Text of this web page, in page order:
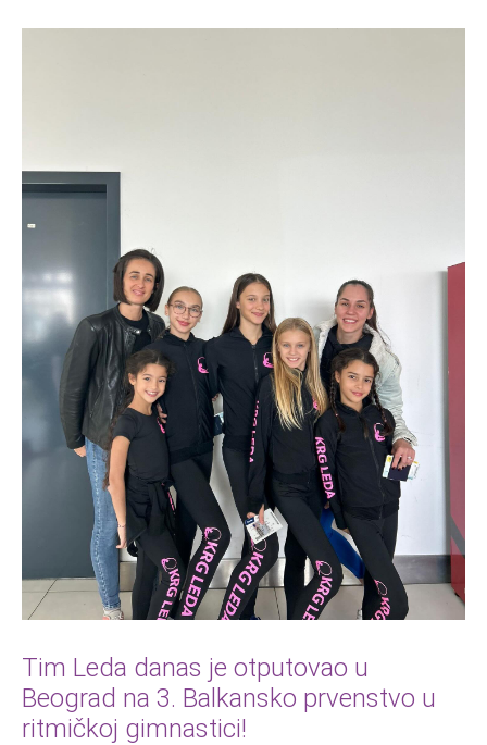
Tim Leda danas je otputovao u
Beograd na 3. Balkansko prvenstvo u
ritmičkoj gimnastici!